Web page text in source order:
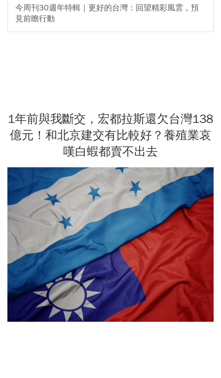
今周刊30週年特輯｜更好的台灣：回望精彩風雲，預
見前瞻行動
1年前與我斷交，宏都拉斯還欠台灣138
億元！和北京建交有比較好？養殖業哀
嘆白蝦都賣不出去